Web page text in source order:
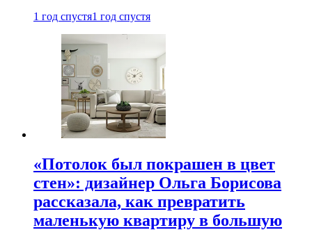
1 год спустя1 год спустя
«Потолок был покрашен в цвет
стен»: дизайнер Ольга Борисова
рассказала, как превратить
маленькую квартиру в большую